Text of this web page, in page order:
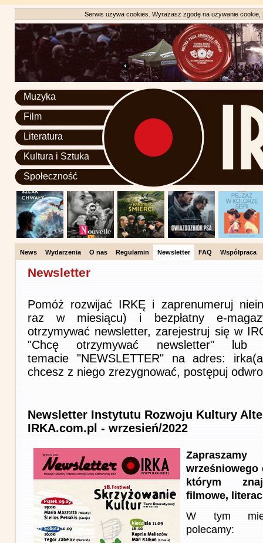
Serwis używa cookies. Wyrażasz zgodę na używanie
Muzyka
Film
Literatura
Kultura i Sztuka
Społeczność
News Wydarzenia O nas Regulamin Newsletter FAQ Współpraca
Newsletter
Pomóż rozwijać IRKĘ i zaprenumeruj
raz w miesiącu) i bezpłatny e-
otrzymywać newsletter, zarejestruj się w
"Chcę otrzymywać newsletter"
temacie "NEWSLETTER" na adres:
chcesz z niego zrezygnować, postępuj
Newsletter Instytutu Rozwoju Kultury
IRKA.com.pl - wrzesień/2022
wrześniowego
którym
filmowe,
W tym
polecamy: